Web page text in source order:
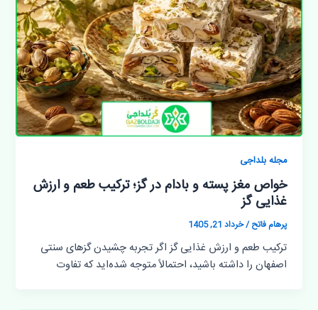
مجله بلداجی
خواص مغز پسته و بادام در گز؛ ترکیب طعم و ارزش
غذایی گز
پرهام فاتح/خرداد 21, 1405
ترکیب طعم و ارزش غذایی گز اگر تجربه چشیدن گزهای سنتی
اصفهان را داشته باشید، احتمالاً متوجه شده‌اید که تفاوت